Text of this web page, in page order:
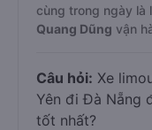
cùng trong ngày là
Quang Dũng vận
Câu hỏi: Xe
Yên đi Đà Nẵng
tốt nhất?